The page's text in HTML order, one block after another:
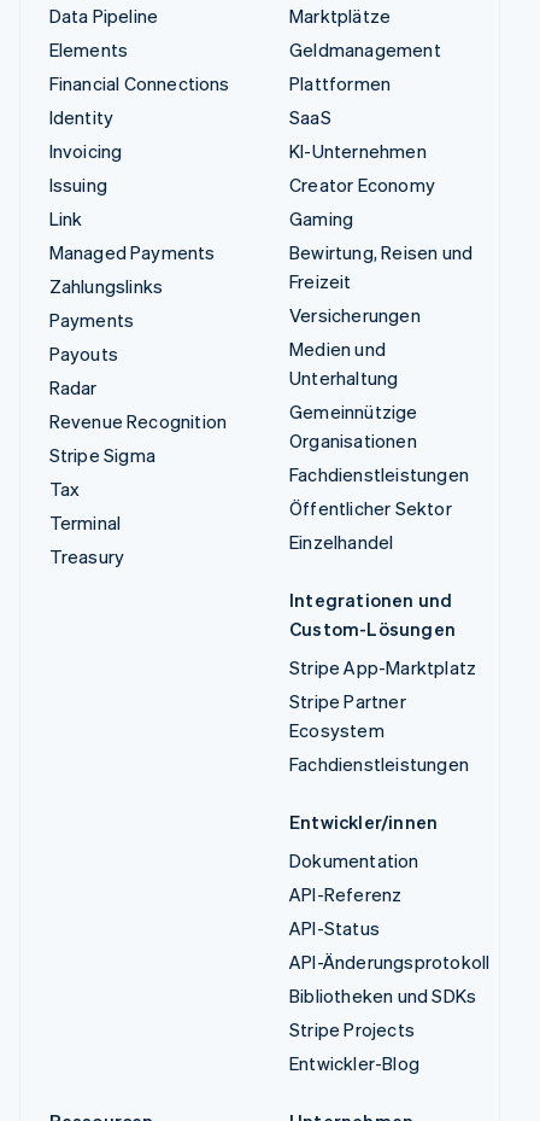
Data Pipeline
Elements
Financial Connections
Identity
Invoicing
Issuing
Link
Managed Payments
Zahlungslinks
Payments
Payouts
Radar
Revenue Recognition
Stripe Sigma
Tax
Terminal
Treasury
Marktplätze
Geldmanagement
Plattformen
SaaS
KI-Unternehmen
Creator Economy
Gaming
Bewirtung, Reisen und
Freizeit
Versicherungen
Medien und
Unterhaltung
Gemeinnützige
Organisationen
Fachdienstleistungen
Öffentlicher Sektor
Einzelhandel
Integrationen und
Custom-Lösungen
Stripe App-Marktplatz
Stripe Partner
Ecosystem
Fachdienstleistungen
Entwickler/innen
Dokumentation
API-Referenz
API-Status
API-Änderungsprotokoll
Bibliotheken und SDKs
Stripe Projects
Entwickler-Blog